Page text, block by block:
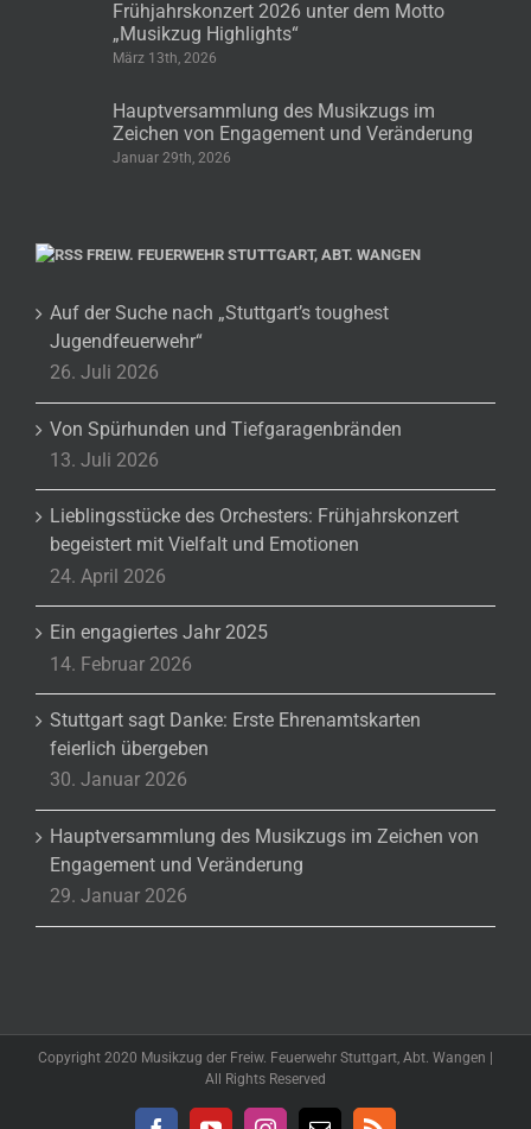
Frühjahrskonzert 2026 unter dem Motto
„Musikzug Highlights“
März 13th, 2026
Hauptversammlung des Musikzugs im
Zeichen von Engagement und Veränderung
Januar 29th, 2026
FREIW. FEUERWEHR STUTTGART, ABT. WANGEN
Auf der Suche nach „Stuttgart’s toughest
Jugendfeuerwehr“
26. Juli 2026
Von Spürhunden und Tiefgaragenbränden
13. Juli 2026
Lieblingsstücke des Orchesters: Frühjahrskonzert
begeistert mit Vielfalt und Emotionen
24. April 2026
Ein engagiertes Jahr 2025
14. Februar 2026
Stuttgart sagt Danke: Erste Ehrenamtskarten
feierlich übergeben
30. Januar 2026
Hauptversammlung des Musikzugs im Zeichen von
Engagement und Veränderung
29. Januar 2026
Copyright 2020 Musikzug der Freiw. Feuerwehr Stuttgart, Abt. Wangen |
All Rights Reserved